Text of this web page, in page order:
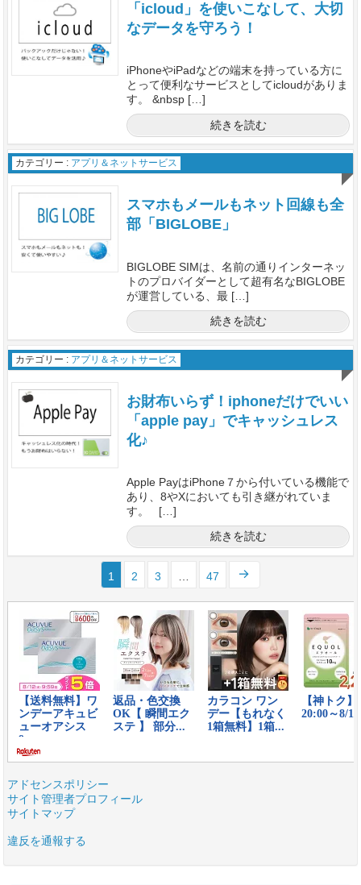
「icloud」を使いこなして、大切
なデータを守ろう！
iPhoneやiPadなどの端末を持っている方に
とって便利なサービスとしてicloudがありま
す。 &nbsp […]
続きを読む
カテゴリー : アプリ＆ネットサービス
スマホもメールもネット回線も全
部「BIGLOBE」
BIGLOBE SIMは、名前の通りインターネッ
トのプロバイダーとして超有名なBIGLOBE
が運営している、最 […]
続きを読む
カテゴリー : アプリ＆ネットサービス
お財布いらず！iphoneだけでいい
「apple pay」でキャッシュレス
化♪
Apple PayはiPhone７から付いている機能で
あり、8やXにおいても引き継がれていま
す。 […]
続きを読む
1 2 3 47
アドセンスポリシー
サイト管理者プロフィール
サイトマップ
違反を通報する